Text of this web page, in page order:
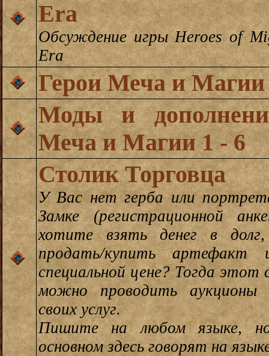
Era
Обсуждение игры Heroes of
Era
Герои Меча и Магии
Моды и
Меча и Магии 1 - 6
Столик Торговца
У Вас нет герба или
Замке (регистрационной
хотите взять денег в
продать/купить артефакт
специальной цене? Тогда
можно проводить аукционы
своих услуг.
Пишите на любом языке,
основном здесь говорят на